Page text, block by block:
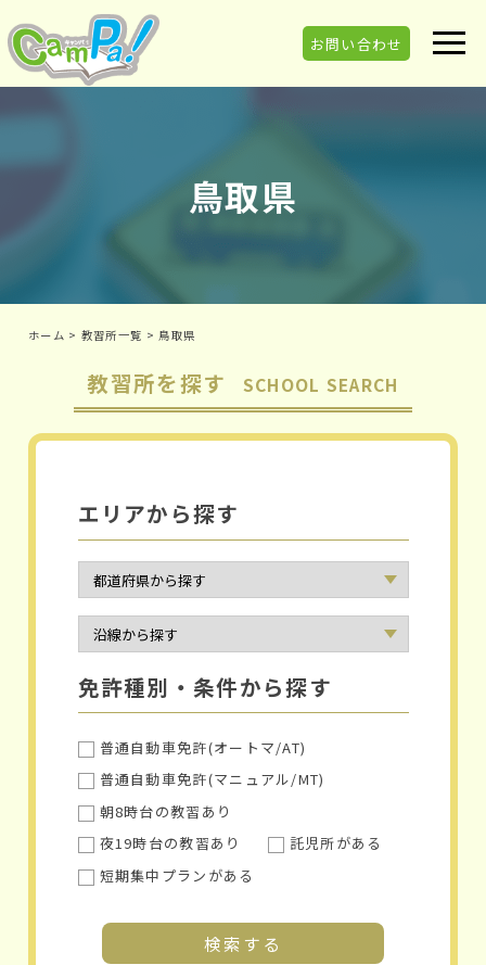
お問い合わせ
鳥取県
ホーム > 教習所一覧 > 鳥取県
教習所を探す SCHOOL SEARCH
エリアから探す
免許種別・条件から探す
普通自動車免許(オートマ/AT)
普通自動車免許(マニュアル/MT)
朝8時台の教習あり
夜19時台の教習あり
託児所がある
短期集中プランがある